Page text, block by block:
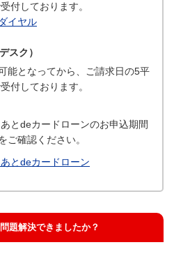
付しております。
イヤル
スク）
能となってから、ご請求日の5平
付しております。
とdeカードローンのお申込期間
ご確認ください。
とdeカードローン
題解決できましたか？